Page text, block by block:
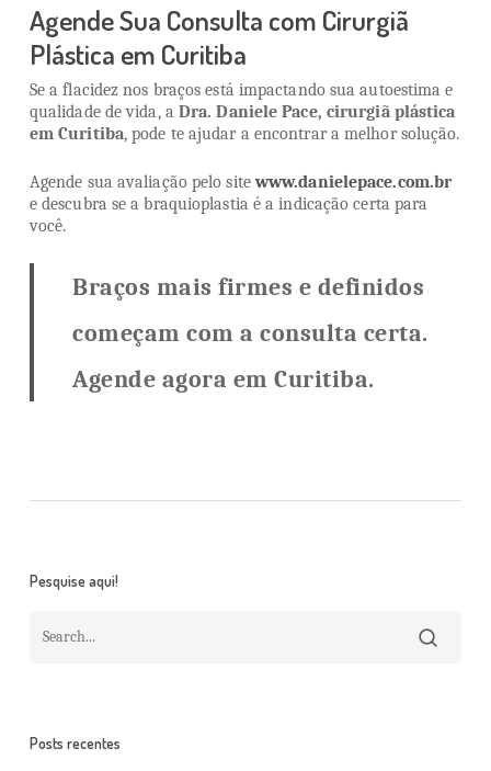
Agende Sua Consulta com Cirurgiã
Plástica em Curitiba
Se a flacidez nos braços está impactando sua autoestima e
qualidade de vida, a Dra. Daniele Pace, cirurgiã plástica
em Curitiba, pode te ajudar a encontrar a melhor solução.
Agende sua avaliação pelo sitewww.danielepace.com.br
e descubra se a braquioplastia é a indicação certa para
você.
Braços mais firmes e definidos
começam com a consulta certa.
Agende agora em Curitiba.
Pesquise aqui!
Posts recentes